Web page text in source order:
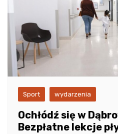
Sport wydarzenia
Ochłódź się w
Bezpłatne lekcje